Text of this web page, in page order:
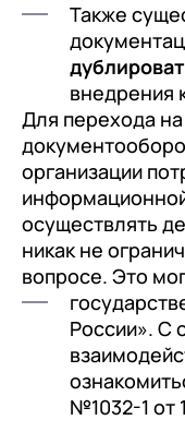
Также
внедрения
Для перехода
организации
осуществлять
никак не
вопросе. Это
России». С
№1032-1 от